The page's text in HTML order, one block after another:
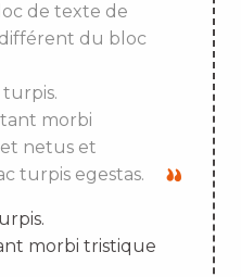
de texte de
du bloc
morbi
netus et
turpis egestas.
morbi tristique